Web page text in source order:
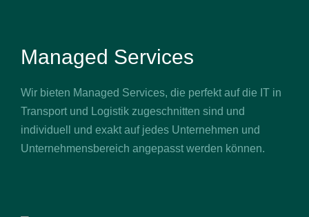
Managed Services
Wir bieten Managed Services, die perfekt auf die IT in
Transport und Logistik zugeschnitten sind und
individuell und exakt auf jedes Unternehmen und
Unternehmensbereich angepasst werden können.